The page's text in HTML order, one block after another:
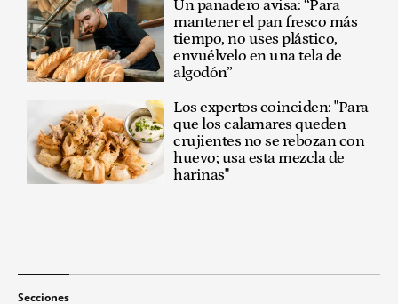
Un panadero avisa: “Para
mantener el pan fresco más
tiempo, no uses plástico,
envuélvelo en una tela de
algodón”
Los expertos coinciden: "Para
que los calamares queden
crujientes no se rebozan con
huevo; usa esta mezcla de
harinas"
Secciones